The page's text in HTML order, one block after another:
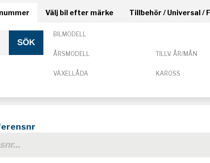
Välj bil efter märke Tillbehör / Universal /
BILMODELL
ÅRSMODELL TILLV. ÅR/MÅN
VÄXELLÅDA KAROSS